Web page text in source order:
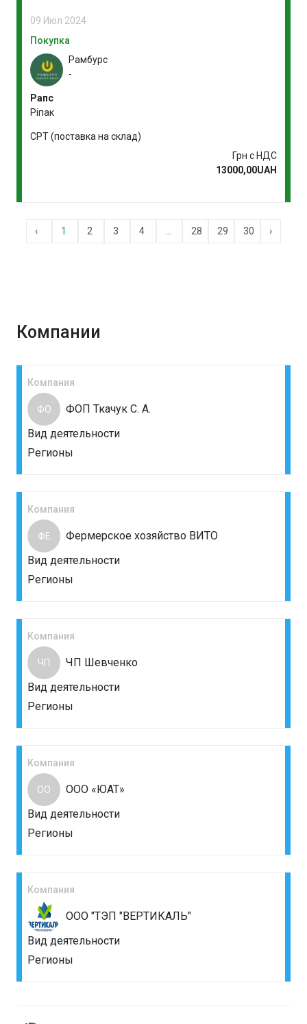
09 Июл 2024
Покупка
Рамбурс
-
Рапс
Ріпак
CPT (поставка на склад)
Грн с НДС
13000,00UAH
‹ 1 2 3 4 28 29 30 ›
Компании
Компания
ФО
ФОП Ткачук С. А.
Вид деятельности
Регионы
Компания
ФЕ
Фермерское хозяйство ВИТО
Вид деятельности
Регионы
Компания
ЧП
ЧП Шевченко
Вид деятельности
Регионы
Компания
ОО
ООО «ЮАТ»
Вид деятельности
Регионы
Компания
ООО "ТЭП "ВЕРТИКАЛЬ"
Вид деятельности
Регионы